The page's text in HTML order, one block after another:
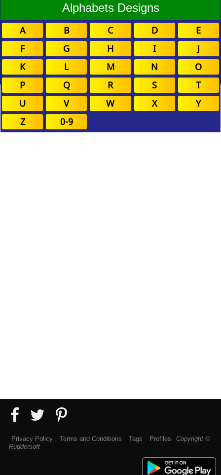
Alphabets Designs
A B C D
E
F
G H I
J
K
L M N
O
P
Q R S
T
U
V W X
Y
Z
0-9
Privacy Policy Terms and Conditions Tags Profiles
Copyright ©
Ruddersoft